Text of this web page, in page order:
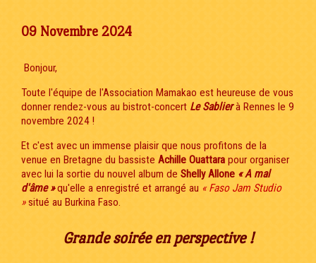
09 Novembre 2024
Bonjour,
Toute l'équipe de l'Association Mamakao est heureuse de vous
donner rendez-vous au bistrot-concert Le Sablierà Rennes le 9
novembre 2024 !
Et c'est avec un immense plaisir que nous profitons de la
venue en Bretagne du bassiste Achille Ouattara pour organiser
avec lui la sortie du nouvel album de Shelly Allone « A mal
d'âme »qu'elle a enregistré et arrangé au « Faso Jam Studio
»situé au Burkina Faso.
Grande soirée en perspective !